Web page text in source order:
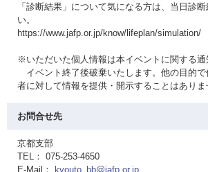
「診断結果」について気になる方は、当日診
い。
https://www.jafp.or.jp/know/lifeplan/simulation/
※いただいた個人情報は本イベントに関する通
イベント終了後破棄いたします。他の目的で
者に対して情報を提供・開示することはありま
お問合せ先
京都支部
TEL： 075-253-4650
E-Mail：
kyouto_bb@jafp.or.jp